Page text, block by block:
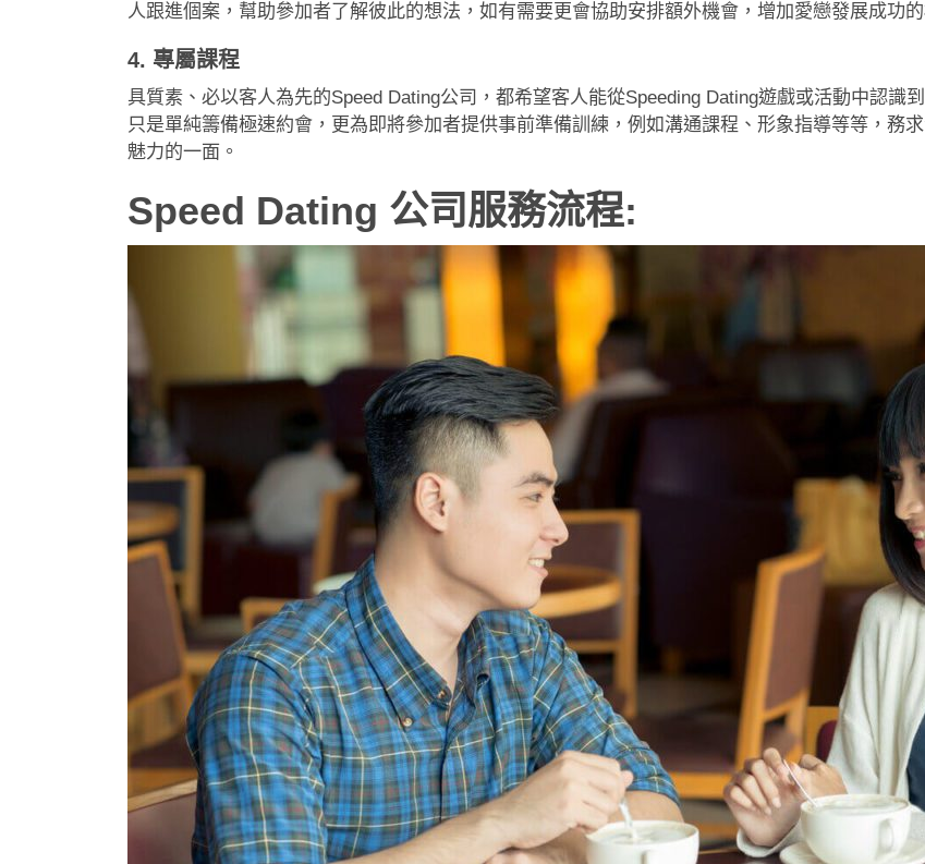
人跟進個案，幫助參加者了解彼此的想法，如有需要更會協助安排額外機會，增加愛戀發展成功的
4. 專屬課程
具質素、必以客人為先的Speed Dating公司，都希望客人能從Speeding Dating遊戲或活動中認識
只是單純籌備極速約會，更為即將參加者提供事前準備訓練，例如溝通課程、形象指導等等，務
魅力的一面。
Speed Dating 公司服務流程: